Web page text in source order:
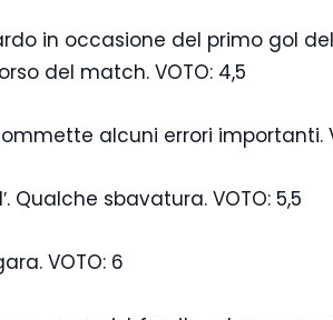
in occasione del primo gol
del match. VOTO: 4,5
alcuni errori importanti.
Qualche sbavatura. VOTO: 5,5
VOTO: 6